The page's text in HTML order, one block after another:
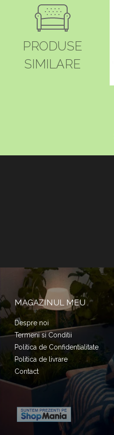
PRODUSE
SIMILARE
MAGAZINUL MEU
Despre noi
Termeni si Conditii
Politica de Confidentialitate
Politica de livrare
Contact